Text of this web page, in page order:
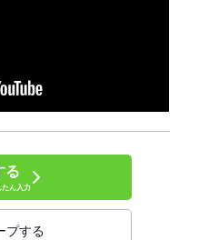
る
たん入力
プする